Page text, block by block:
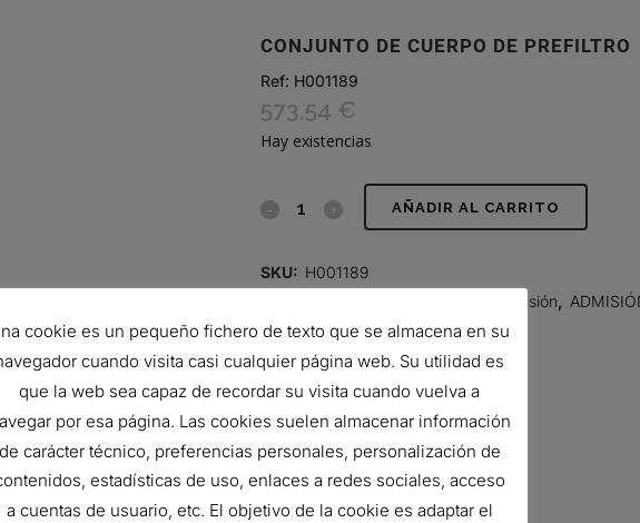
CONJUNTO DE CUERPO DE PREFILTRO
Ref: H001189
573,54 €
Hay existencias
CONJUNTO
CUERPO
DE
PREFILTRO
quantity
AÑADIR AL CARRITO
SKU: H001189
Accesorios para admisión
cookie es un pequeño fichero de texto que se almacena en su
cuando visita casi cualquier página web. Su utilidad es
que la web sea capaz de recordar su visita cuando vuelva a
por esa página. Las cookies suelen almacenar información
de carácter técnico, preferencias personales, personalización de
estadísticas de uso, enlaces a redes sociales, acceso
a cuentas de usuario, etc. El objetivo de la cookie es adaptar el